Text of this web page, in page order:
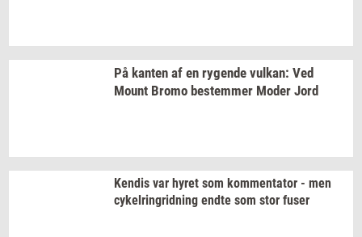
På kan­ten af en ry­gen­de vulkan: Ved
Mount Bromo be­stem­mer Moder Jord
Ken­dis var hyret som kom­men­ta­tor - men
cy­kel­rin­grid­ning endte som stor fuser